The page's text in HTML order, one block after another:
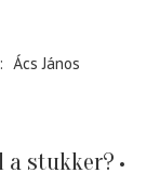
Ács János
a stukker?